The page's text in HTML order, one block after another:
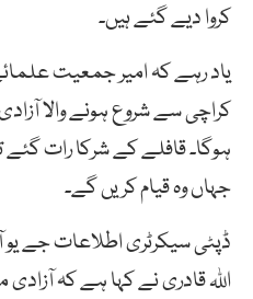
کروا دیے گئے ہیں۔
یاد رہے کہ امیر جمعیت
کراچی سے شروع ہونے والا
ہوگا۔ قافلے کے شرکا رات
جہاں وہ قیام کریں گے۔
ڈپٹی سیکرٹری اطلاعات جے یو
اللہ قادری نے کہا ہے کہ